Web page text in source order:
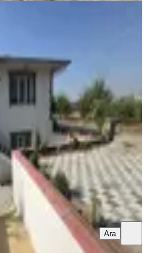
Mahallesi
·15.07.2026
Yarpuz
Ara